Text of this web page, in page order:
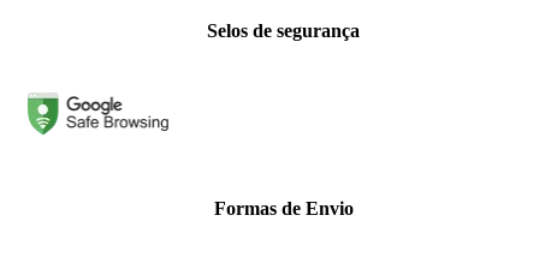
Selos de segurança
Formas de Envio